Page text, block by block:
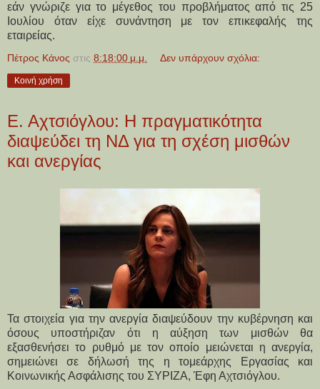
εάν γνώριζε για το μέγεθος του προβλήματος από τις 25
Ιουλίου όταν είχε συνάντηση με τον επικεφαλής της
εταιρείας.
Πέτρος Κάνος στις 8:18:00 μ.μ. Δεν υπάρχουν σχόλια:
Κοινή χρήση
Ε. Αχτσιόγλου: Η πραγματικότητα
διαψεύδει τη ΝΔ για τη σχέση μισθών
και ανεργίας
Τα στοιχεία για την ανεργία διαψεύδουν την κυβέρνηση και
όσους υποστήριζαν ότι η αύξηση των μισθών θα
εξασθενήσει το ρυθμό με τον οποίο μειώνεται η ανεργία,
σημειώνει σε δήλωσή της η τομεάρχης Εργασίας και
Κοινωνικής Ασφάλισης του ΣΥΡΙΖΑ, Έφη Αχτσιόγλου.